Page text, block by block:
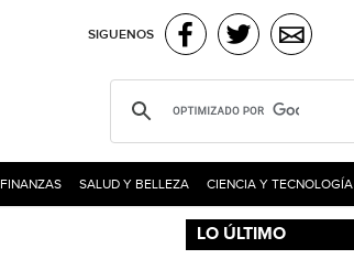
SIGUENOS
FINANZAS SALUD Y BELLEZA CIENCIA Y TECNOLOGÍA
LO ÚLTIMO